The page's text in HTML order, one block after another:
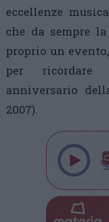
eccellenze
che da sempre
proprio un
per ricordare
anniversario
2007).